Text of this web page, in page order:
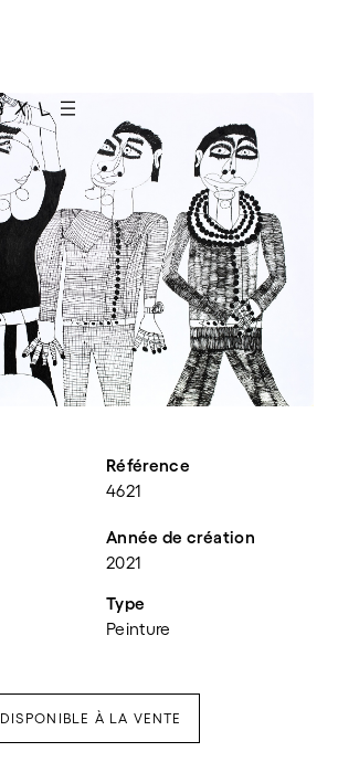
Référence
4621
Année de création
2021
Type
Peinture
DISPONIBLE À LA VENTE